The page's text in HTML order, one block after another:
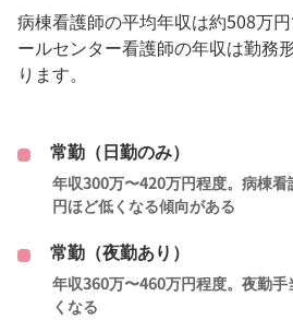
病棟看護師の平均年収は約508万
ールセンター看護師の年収は勤務
ります。
常勤（日勤のみ）
年収300万〜420万円程度。病棟
円ほど低くなる傾向がある
常勤（夜勤あり）
年収360万〜460万円程度。夜勤
くなる